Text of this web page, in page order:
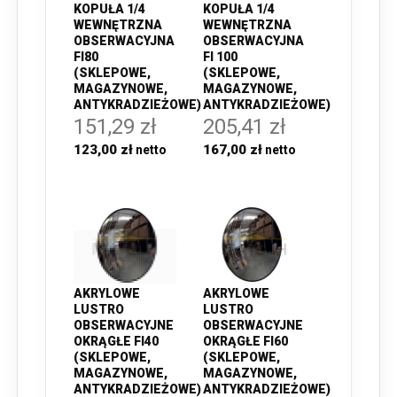
KOPUŁA 1/4
WEWNĘTRZNA
OBSERWACYJNA
FI80
(SKLEPOWE,
MAGAZYNOWE,
ANTYKRADZIEŻOWE)
151,29 zł
123,00 zł
KOPUŁA 1/4
WEWNĘTRZNA
OBSERWACYJNA
FI 100
(SKLEPOWE,
MAGAZYNOWE,
ANTYKRADZIEŻOWE)
205,41 zł
167,00 zł
AKRYLOWE
LUSTRO
OBSERWACYJNE
OKRĄGŁE FI40
(SKLEPOWE,
MAGAZYNOWE,
ANTYKRADZIEŻOWE)
AKRYLOWE
LUSTRO
OBSERWACYJNE
OKRĄGŁE FI60
(SKLEPOWE,
MAGAZYNOWE,
ANTYKRADZIEŻOWE)